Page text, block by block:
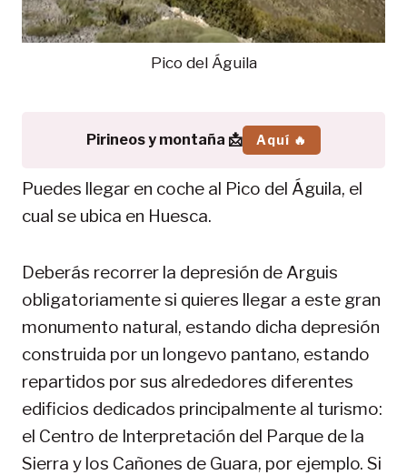
Pico del Águila
Pirineos y montaña 📩 Aquí 🔥
Puedes llegar en coche al Pico del Águila, el
cual se ubica en Huesca.
Deberás recorrer la depresión de Arguis
obligatoriamente si quieres llegar a este gran
monumento natural, estando dicha depresión
construida por un longevo pantano, estando
repartidos por sus alrededores diferentes
edificios dedicados principalmente al turismo:
el Centro de Interpretación del Parque de la
Sierra y los Cañones de Guara, por ejemplo. Si